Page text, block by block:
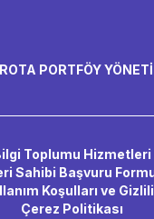
PORTFÖY
Toplumu Hizmetleri
Sahibi Başvuru
Koşulları ve
Çerez Politikası